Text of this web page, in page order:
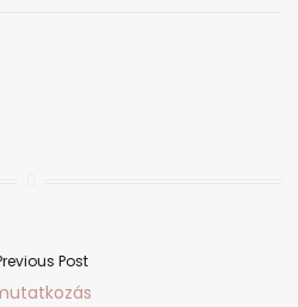
Post